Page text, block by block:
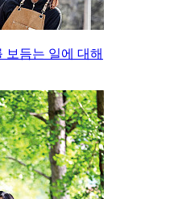
보듬는 일에 대해